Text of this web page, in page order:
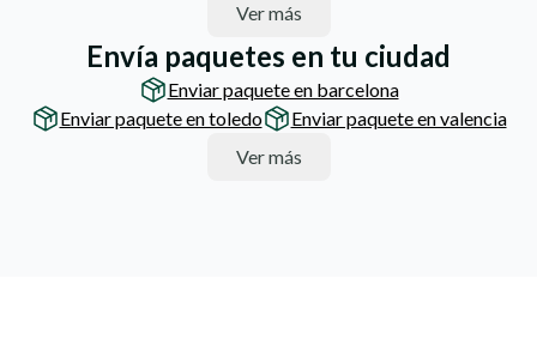
Ver más
Envía paquetes en tu ciudad
Enviar paquete en barcelona
Enviar paquete en toledo
Enviar paquete en valencia
Ver más